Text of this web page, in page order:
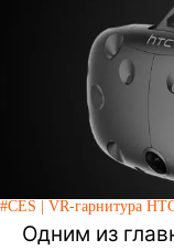
#CES | VR-гарнитура
Одним из